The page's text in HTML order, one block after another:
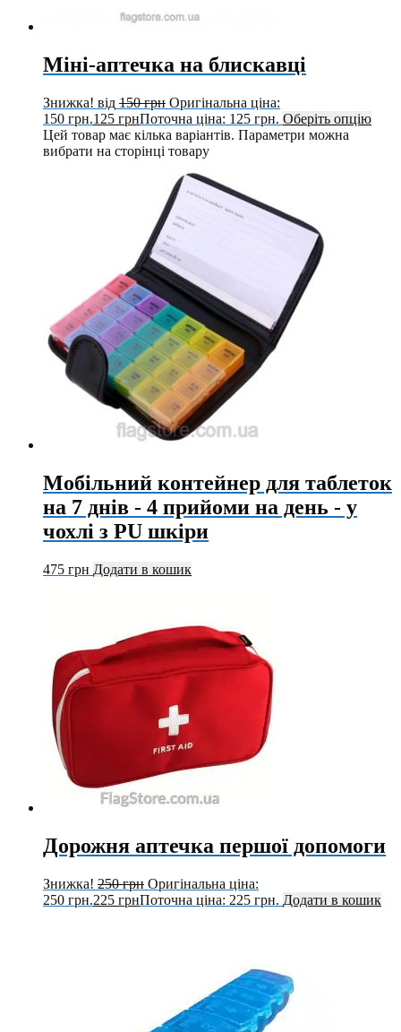
Міні-аптечка на блискавці
Знижка! від 150грн Оригінальна ціна:
150 грн.125 грнПоточна ціна: 125 грн. Оберіть опцію
Цей товар має кілька варіантів. Параметри можна
вибрати на сторінці товару
Мобільний контейнер для таблеток
на 7 днів - 4 прийоми на день - у
чохлі з PU шкіри
475 грн Додати в кошик
Дорожня аптечка першої допомоги
Знижка! 250грн Оригінальна ціна:
250 грн.225 грнПоточна ціна: 225 грн. Додати в кошик